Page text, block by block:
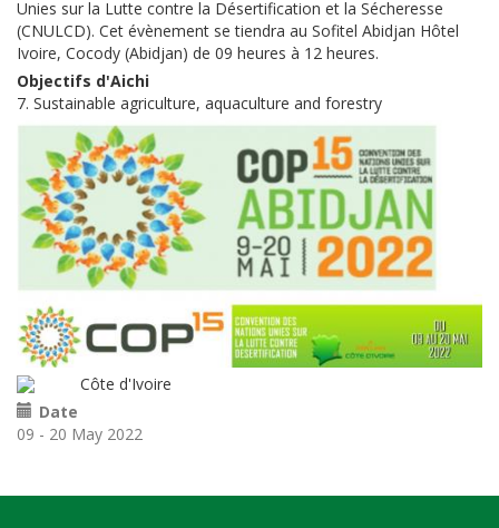
Unies sur la Lutte contre la Désertification et la Sécheresse
(CNULCD). Cet évènement se tiendra au Sofitel Abidjan Hôtel
Ivoire, Cocody (Abidjan) de 09 heures à 12 heures.
Objectifs d'Aichi
7. Sustainable agriculture, aquaculture and forestry
Côte d'Ivoire
Date
09 - 20 May 2022